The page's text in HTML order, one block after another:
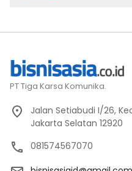
PT Tiga Karsa Komunika.
Jalan Setiabudi I/26,
Jakarta Selatan 12920
081574567070